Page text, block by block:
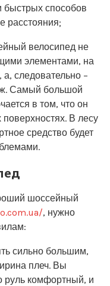
быстрых способов
расстояния;
велосипед не
элементами, на
а, следовательно −
Самый большой
в том, что он
поверхностях. В лесу
средство будет
шоссейный
, нужно
сильно большим,
плеч. Вы
руль комфортный, и